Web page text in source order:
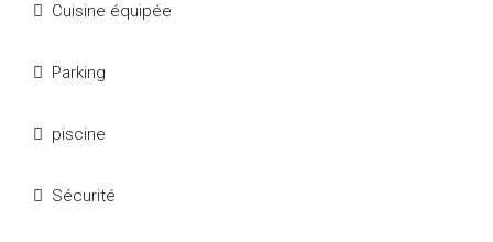
Cuisine équipée
Parking
piscine
Sécurité